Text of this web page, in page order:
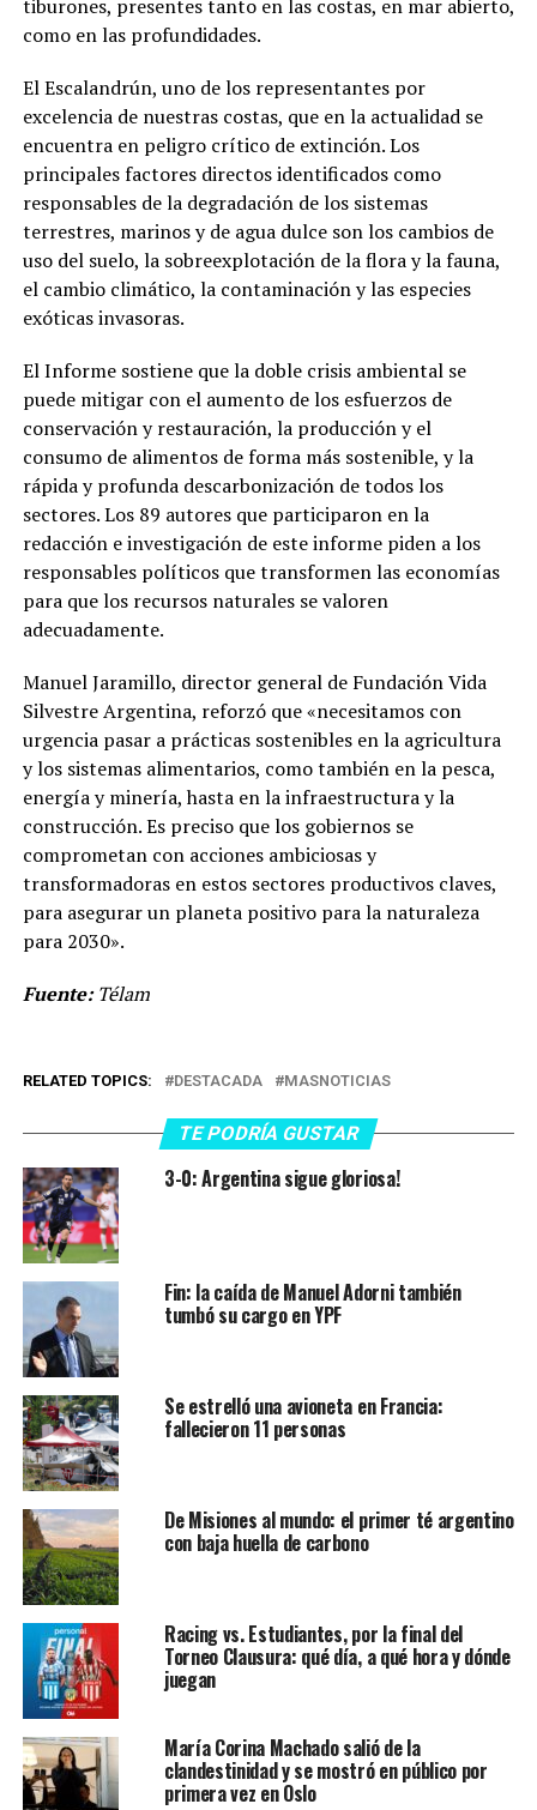
tiburones, presentes tanto en las costas, en mar abierto,
como en las profundidades.
El Escalandrún, uno de los representantes por
excelencia de nuestras costas, que en la actualidad se
encuentra en peligro crítico de extinción. Los
principales factores directos identificados como
responsables de la degradación de los sistemas
terrestres, marinos y de agua dulce son los cambios de
uso del suelo, la sobreexplotación de la flora y la fauna,
el cambio climático, la contaminación y las especies
exóticas invasoras.
El Informe sostiene que la doble crisis ambiental se
puede mitigar con el aumento de los esfuerzos de
conservación y restauración, la producción y el
consumo de alimentos de forma más sostenible, y la
rápida y profunda descarbonización de todos los
sectores. Los 89 autores que participaron en la
redacción e investigación de este informe piden a los
responsables políticos que transformen las economías
para que los recursos naturales se valoren
adecuadamente.
Manuel Jaramillo, director general de Fundación Vida
Silvestre Argentina, reforzó que «necesitamos con
urgencia pasar a prácticas sostenibles en la agricultura
y los sistemas alimentarios, como también en la pesca,
energía y minería, hasta en la infraestructura y la
construcción. Es preciso que los gobiernos se
comprometan con acciones ambiciosas y
transformadoras en estos sectores productivos claves,
para asegurar un planeta positivo para la naturaleza
para 2030».
Fuente:Télam
RELATED TOPICS: DESTACADA MASNOTICIAS
TE PODRÍA GUSTAR
3-0: Argentina sigue gloriosa!
Fin: la caída de Manuel Adorni también
tumbó su cargo en YPF
Se estrelló una avioneta en Francia:
fallecieron 11 personas
De Misiones al mundo: el primer té argentino
con baja huella de carbono
Racing vs. Estudiantes, por la final del
Torneo Clausura: qué día, a qué hora y dónde
juegan
María Corina Machado salió de la
clandestinidad y se mostró en público por
primera vez en Oslo